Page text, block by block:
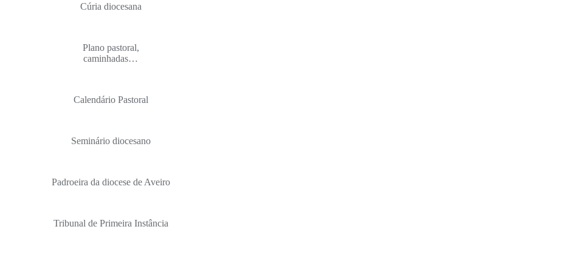
Cúria diocesana
Plano pastoral,
caminhadas…
Calendário Pastoral
Seminário diocesano
Padroeira da diocese de Aveiro
Tribunal de Primeira Instância